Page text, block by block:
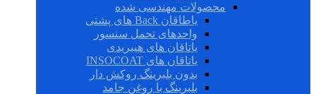
محصولات مهندسی شده
یاطاقان Back های پشتی
واحدهای تحمل سنسور
یاتاقان های هیبریدی
یاتاقان های INSOCOAT
بدون بلبرینگ روکش دار
بلبرینگ با روغن جامد